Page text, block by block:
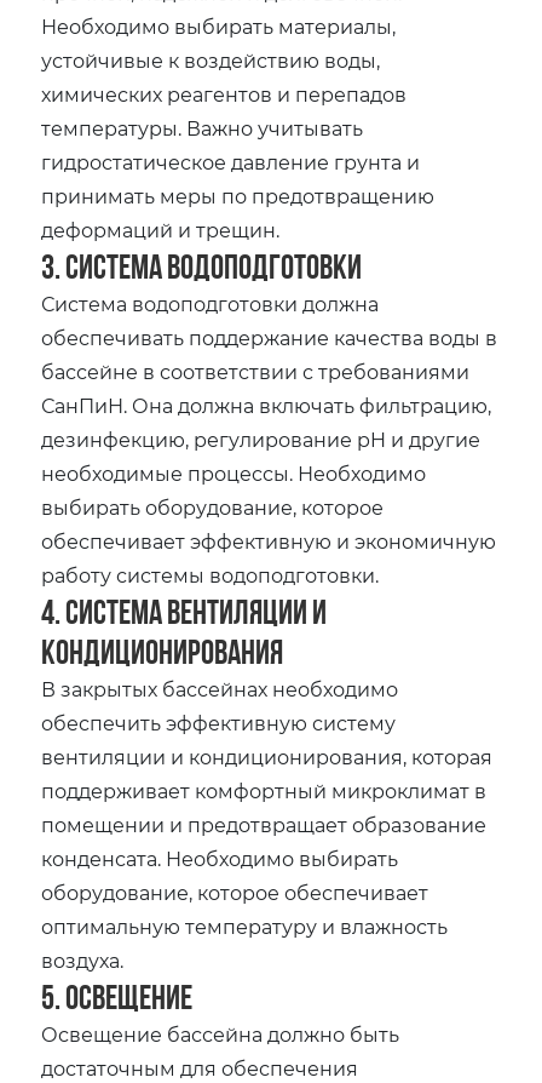
Необходимо выбирать материалы,
устойчивые к воздействию воды,
химических реагентов и перепадов
температуры. Важно учитывать
гидростатическое давление грунта и
принимать меры по предотвращению
деформаций и трещин.
3. Система водоподготовки
Система водоподготовки должна
обеспечивать поддержание качества воды в
бассейне в соответствии с требованиями
СанПиН. Она должна включать фильтрацию,
дезинфекцию, регулирование pH и другие
необходимые процессы. Необходимо
выбирать оборудование, которое
обеспечивает эффективную и экономичную
работу системы водоподготовки.
4. Система вентиляции и
кондиционирования
В закрытых бассейнах необходимо
обеспечить эффективную систему
вентиляции и кондиционирования, которая
поддерживает комфортный микроклимат в
помещении и предотвращает образование
конденсата. Необходимо выбирать
оборудование, которое обеспечивает
оптимальную температуру и влажность
воздуха.
5. Освещение
Освещение бассейна должно быть
достаточным для обеспечения